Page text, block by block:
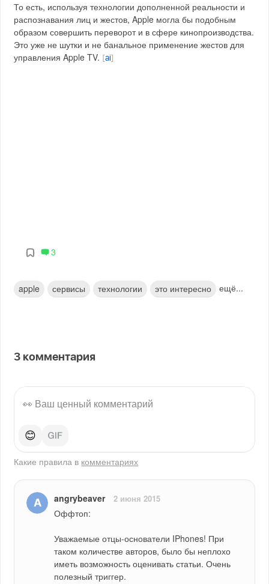
То есть, используя технологии дополненной реальности и
распознавания лиц и жестов, Apple могла бы подобным
образом совершить переворот и в сфере кинопроизводства.
Это уже не шутки и не банальное применение жестов для
управления Apple TV.
[ai
3
apple сервисы технологии это интересно ещё...
3 комментария
😊
Какие правила в комментариях
angrybeaver 2 июня 2015
Оффтоп:
Уважаемые отцы-основатели IPhones! При
таком количестве авторов, было бы неплохо
иметь возможность оценивать статьи. Очень
полезный триггер.